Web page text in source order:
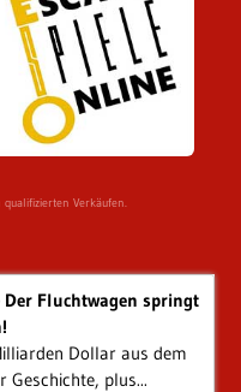
Verkäufen.
Der Fluchtwagen springt
Dollar aus dem
Geschichte, plus...